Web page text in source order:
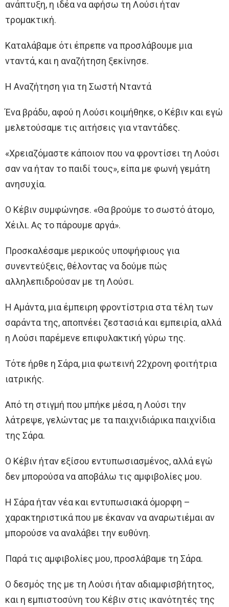
ανάπτυξη, η ιδέα να αφήσω τη Λούσι ήταν
τρομακτική.
Καταλάβαμε ότι έπρεπε να προσλάβουμε μια
νταντά, και η αναζήτηση ξεκίνησε.
Η Αναζήτηση για τη Σωστή Νταντά
Ένα βράδυ, αφού η Λούσι κοιμήθηκε, ο Κέβιν και εγώ
μελετούσαμε τις αιτήσεις για νταντάδες.
«Χρειαζόμαστε κάποιον που να φροντίσει τη Λούσι
σαν να ήταν το παιδί τους», είπα με φωνή γεμάτη
ανησυχία.
Ο Κέβιν συμφώνησε. «Θα βρούμε το σωστό άτομο,
Χέιλι. Ας το πάρουμε αργά».
Προσκαλέσαμε μερικούς υποψήφιους για
συνεντεύξεις, θέλοντας να δούμε πώς
αλληλεπιδρούσαν με τη Λούσι.
Η Αμάντα, μια έμπειρη φροντίστρια στα τέλη των
σαράντα της, αποπνέει ζεστασιά και εμπειρία, αλλά
η Λούσι παρέμενε επιφυλακτική γύρω της.
Τότε ήρθε η Σάρα, μια φωτεινή 22χρονη φοιτήτρια
ιατρικής.
Από τη στιγμή που μπήκε μέσα, η Λούσι την
λάτρεψε, γελώντας με τα παιχνιδιάρικα παιχνίδια
της Σάρα.
Ο Κέβιν ήταν εξίσου εντυπωσιασμένος, αλλά εγώ
δεν μπορούσα να αποβάλω τις αμφιβολίες μου.
Η Σάρα ήταν νέα και εντυπωσιακά όμορφη –
χαρακτηριστικά που με έκαναν να αναρωτιέμαι αν
μπορούσε να αναλάβει την ευθύνη.
Παρά τις αμφιβολίες μου, προσλάβαμε τη Σάρα.
Ο δεσμός της με τη Λούσι ήταν αδιαμφισβήτητος,
και η εμπιστοσύνη του Κέβιν στις ικανότητές της